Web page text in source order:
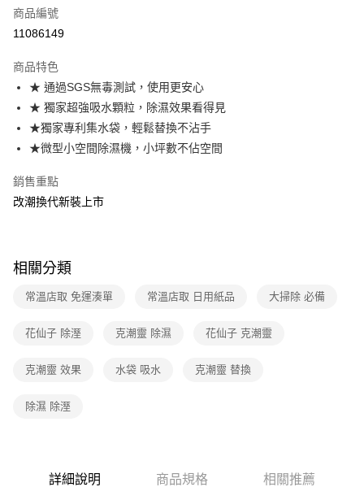
超商取貨付款
運送方式
全家取貨付款
免運費
常溫-付款後全家取貨
商品編號
11086149
商品特色
★ 通過SGS無毒測試，使用更安心
★ 獨家超強吸水顆粒，除濕效果看得見
★獨家專利集水袋，輕鬆替換不沾手
★微型小空間除濕機，小坪數不佔空間
銷售重點
改潮換代新裝上市
相關分類
常溫店取 免運湊單 常溫店取 日用紙品 大掃除 必備
花仙子 除溼 克潮靈 除濕 花仙子 克潮靈
克潮靈 效果 水袋 吸水 克潮靈 替換
除濕 除溼
詳細說明 商品規格 相關推薦